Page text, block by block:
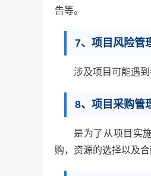
告等。
7、项目风险管
涉及项目可能遇
8、项目采购管
是为了从项目实
购，资源的选择以及